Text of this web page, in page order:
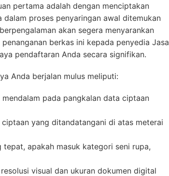
pertama adalah dengan menciptakan
proses penyaringan awal ditemukan
akan segera menyarankan
berkas ini kepada penyedia Jasa
pendaftaran Anda secara signifikan.
Anda berjalan mulus meliputi:
pada pangkalan data ciptaan
yang ditandatangani di atas meterai
apakah masuk kategori seni rupa,
visual dan ukuran dokumen digital